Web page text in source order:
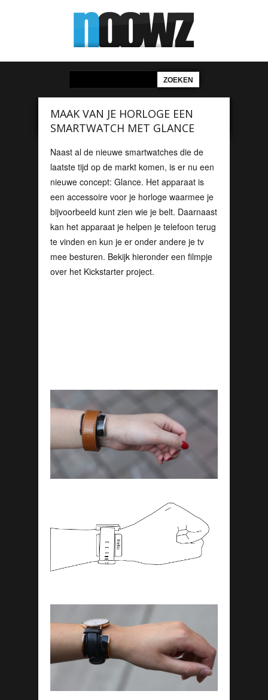
MAAK VAN JE HORLOGE EEN
SMARTWATCH MET GLANCE
Naast al de nieuwe smartwatches die de
laatste tijd op de markt komen, is er nu een
nieuwe concept: Glance. Het apparaat is
een accessoire voor je horloge waarmee je
bijvoorbeeld kunt zien wie je belt. Daarnaast
kan het apparaat je helpen je telefoon terug
te vinden en kun je er onder andere je tv
mee besturen. Bekijk hieronder een filmpje
over het Kickstarter project.